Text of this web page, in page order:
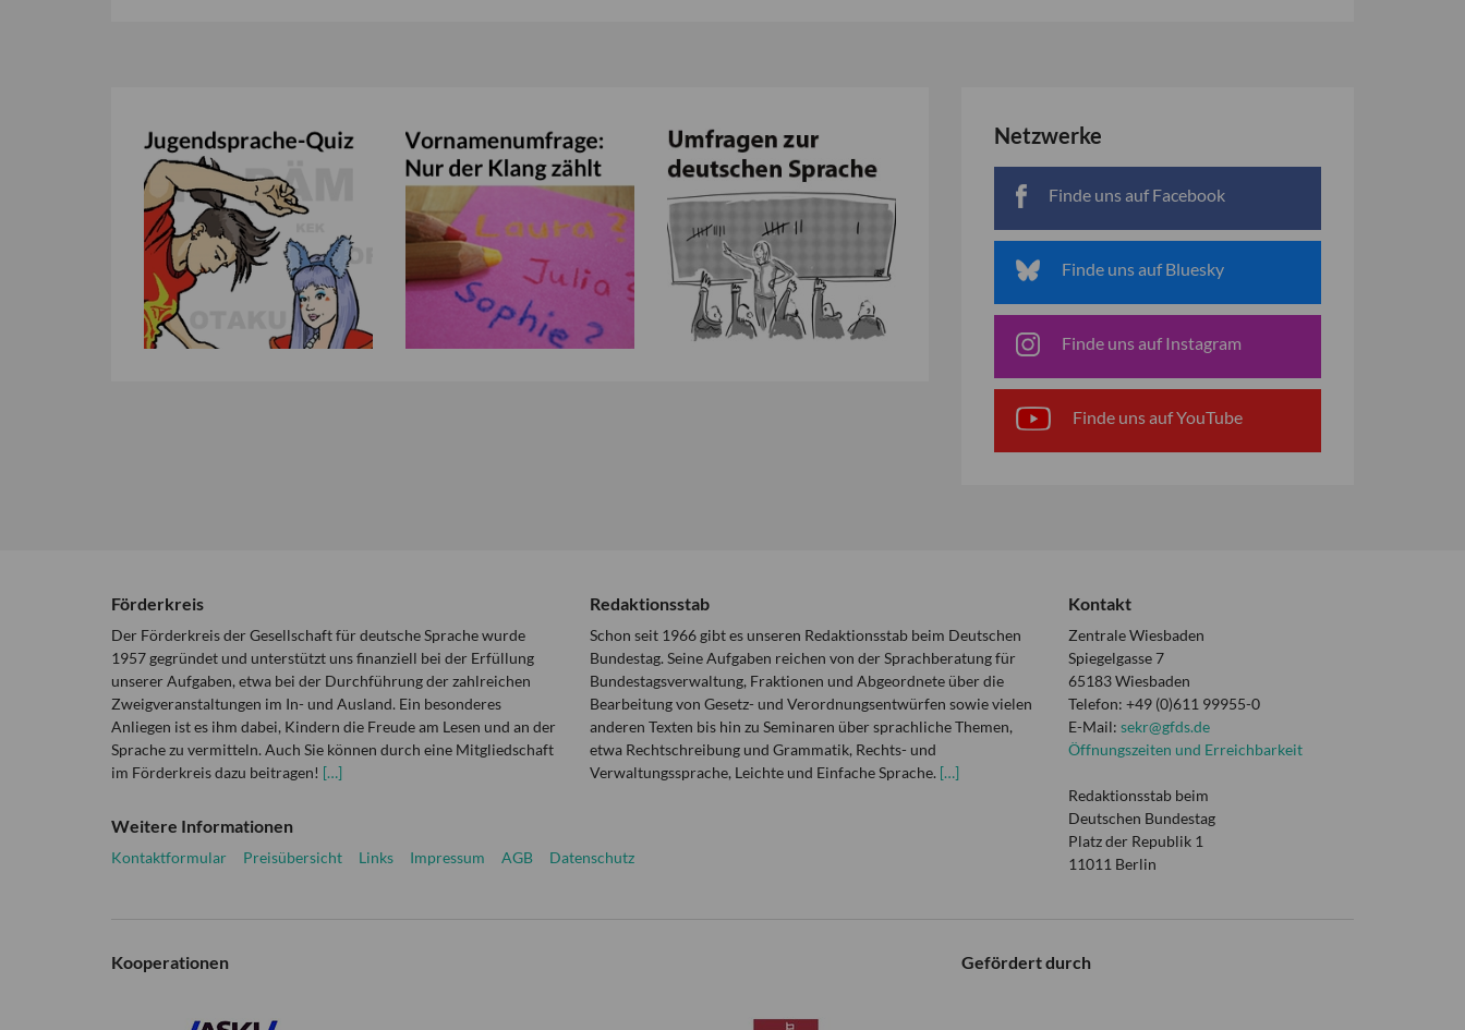
Netzwerke
Finde uns auf Facebook
Finde uns auf Bluesky
Finde uns auf Instagram
Finde uns auf YouTube
Förderkreis
Der Förderkreis der Gesellschaft für deutsche Sprache wurde
1957 gegründet und unterstützt uns finanziell bei der Erfüllung
unserer Aufgaben, etwa bei der Durchführung der zahlreichen
Zweigveranstaltungen im In- und Ausland. Ein besonderes
Anliegen ist es ihm dabei, Kindern die Freude am Lesen und an der
Sprache zu vermitteln. Auch Sie können durch eine Mitgliedschaft
im Förderkreis dazu beitragen! […]
Redaktionsstab
Schon seit 1966 gibt es unseren Redaktionsstab beim Deutschen
Bundestag. Seine Aufgaben reichen von der Sprachberatung für
Bundestagsverwaltung, Fraktionen und Abgeordnete über die
Bearbeitung von Gesetz- und Verordnungsentwürfen sowie vielen
anderen Texten bis hin zu Seminaren über sprachliche Themen,
etwa Rechtschreibung und Grammatik, Rechts- und
Verwaltungssprache, Leichte und Einfache Sprache. […]
Weitere Informationen
Kontaktformular Preisübersicht Links Impressum AGB Datenschutz
Kontakt
Zentrale Wiesbaden
Spiegelgasse 7
65183 Wiesbaden
Telefon: +49 (0)611 99955-0
E-Mail: sekr@gfds.de
Öffnungszeiten und Erreichbarkeit
Redaktionsstab beim
Deutschen Bundestag
Platz der Republik 1
11011 Berlin
Kooperationen Gefördert durch